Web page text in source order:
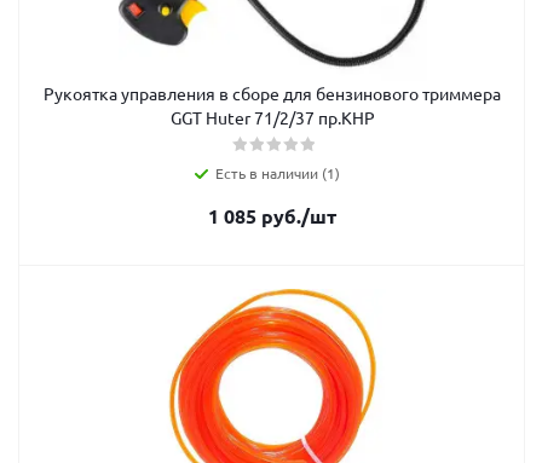
Рукоятка управления в сборе для бензинового триммера
GGT Huter 71/2/37 пр.КНР
Есть в наличии (1)
1 085 руб./шт